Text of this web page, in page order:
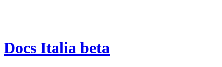
Docs Italia beta